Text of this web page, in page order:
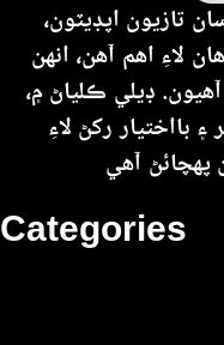
Categories
تازيون اپڊيٽون،
لاءِ اهم آهن، انهن
ڊيلي ڪلياڻ ۾،
بااختيار رکڻ لاءِ